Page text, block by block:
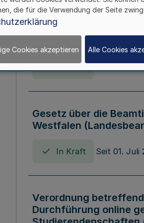
Verordnung über die
Nordrhein-Westfalen
Gesetz über die
Westfalen
In Kraft Seit 01. Juli
Verordnung
Durchführung online
die für die Verwendung der Seite
Cookies akzeptieren Alle Cookies